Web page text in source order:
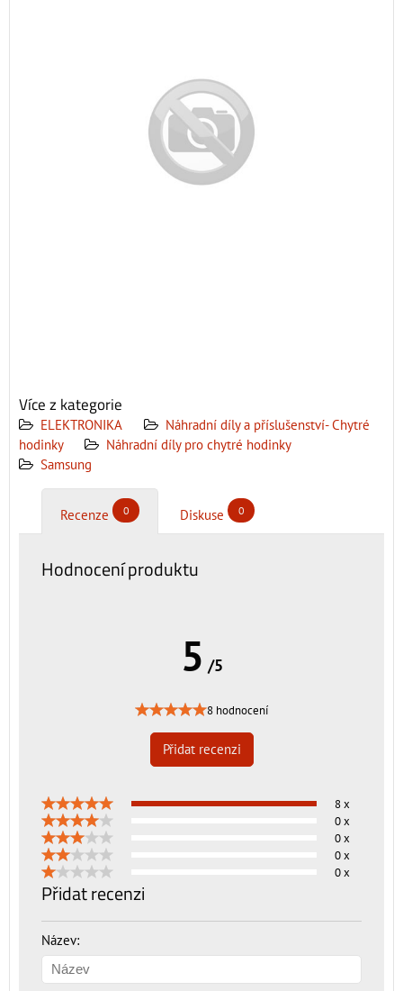
Více z kategorie
ELEKTRONIKA
Náhradní díly a příslušenství- Chytré
hodinky
Náhradní díly pro chytré hodinky
Samsung
Recenze 0 Diskuse 0
Hodnocení produktu
5 /5
8 hodnocení
Přidat recenzi
8 x
0 x
0 x
0 x
0 x
Přidat recenzi
Název: